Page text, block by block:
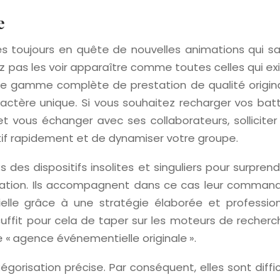
toujours en quête de nouvelles animations qui
pas les voir apparaître comme toutes celles qui
gamme complète de prestation de qualité
unique. Si vous souhaitez recharger vos
vous échanger avec ses collaborateurs, solliciter
rapidement et de dynamiser votre groupe.
dispositifs insolites et singuliers pour
Ils accompagnent dans ce cas leur
grâce à une stratégie élaborée et
pour cela de taper sur les moteurs de
« agence événementielle originale ».
précise. Par conséquent, elles sont